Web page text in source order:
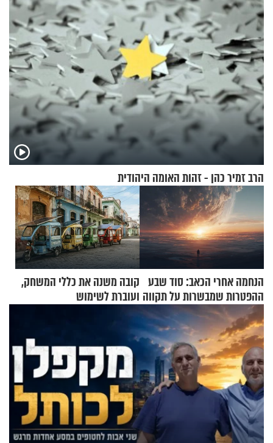
הרב זמיר כהן - זהות האומה היהודית
הנחמה אחרי הכאב: סוד שבע
ההפטרות שמבשרות על תקווה
וגאולה
קובה משנה את כללי המשחק,
ועוברת לשימוש
בתלת־אופנועים סולאריים